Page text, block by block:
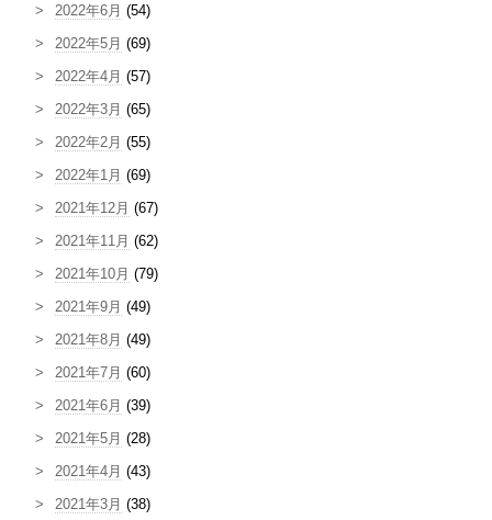
2022年6月 (54)
2022年5月 (69)
2022年4月 (57)
2022年3月 (65)
2022年2月 (55)
2022年1月 (69)
2021年12月 (67)
2021年11月 (62)
2021年10月 (79)
2021年9月 (49)
2021年8月 (49)
2021年7月 (60)
2021年6月 (39)
2021年5月 (28)
2021年4月 (43)
2021年3月 (38)